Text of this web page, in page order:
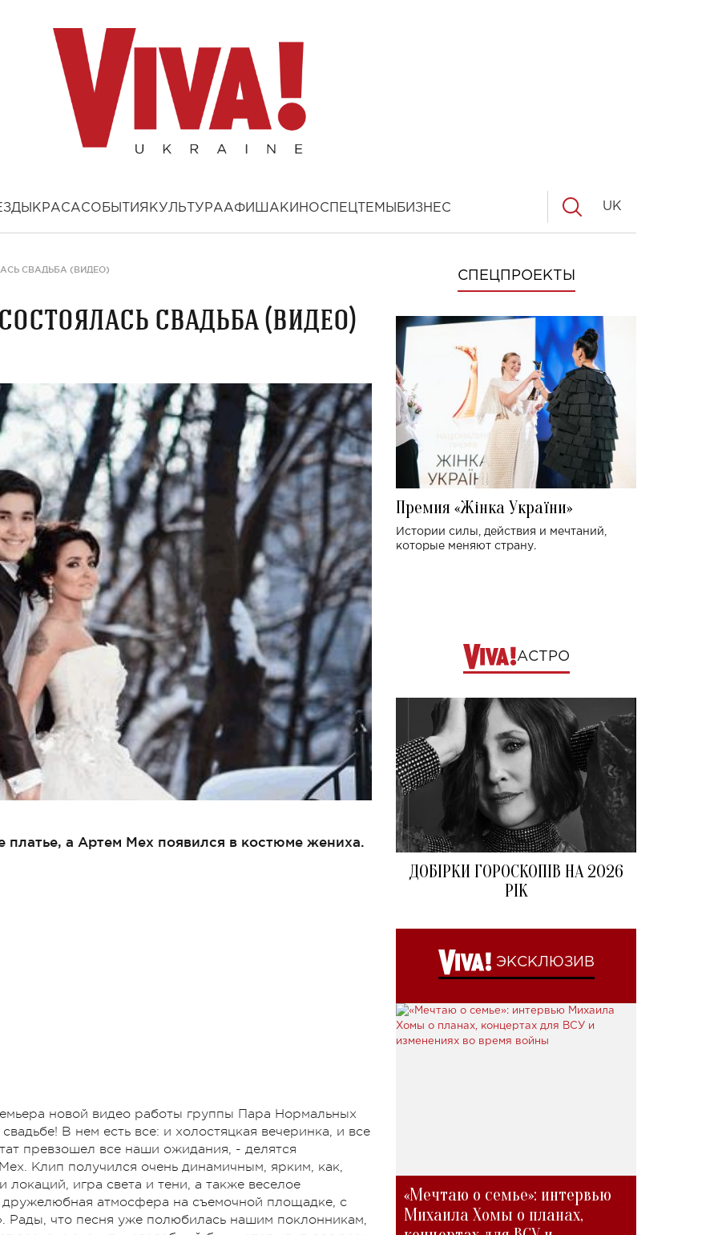
КРАСАСОБЫТИЯ КУЛЬТУРААФИША КИНОСПЕЦТЕМЫ БИЗНЕС UK
СВАДЬБА (ВИДЕО)
свадьба (видео)
а Артем Мех появился в костюме жениха.
новой видео работы группы Пара Нормальных
В нем есть все: и холостяцкая вечеринка, и все
превзошел все наши ожидания, - делятся
Клип получился очень динамичным, ярким, как,
игра света и тени, а также веселое
атмосфера на съемочной площадке, с
Рады, что песня уже полюбилась нашим поклонникам,
СПЕЦПРОЕКТЫ
Премия «Жінка України»
Истории силы, действия и мечтаний,
которые меняют страну.
АСТРО
ДОБІРКИ ГОРОСКОПІВ НА 2026
РІК
ЭКСКЛЮЗИВ
«Мечтаю о семье»: интервью
Михаила Хомы о планах,